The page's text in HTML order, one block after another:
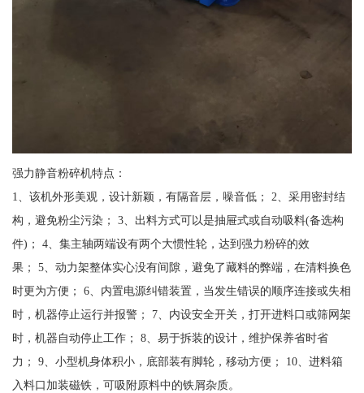
强力静音粉碎机特点：
1、该机外形美观，设计新颖，有隔音层，噪音低； 2、采用密封结
构，避免粉尘污染； 3、出料方式可以是抽屉式或自动吸料(备选构
件)； 4、集主轴两端设有两个大惯性轮，达到强力粉碎的效
果； 5、动力架整体实心没有间隙，避免了藏料的弊端，在清料换色
时更为方便； 6、内置电源纠错装置，当发生错误的顺序连接或失相
时，机器停止运行并报警； 7、内设安全开关，打开进料口或筛网架
时，机器自动停止工作； 8、易于拆装的设计，维护保养省时省
力； 9、小型机身体积小，底部装有脚轮，移动方便； 10、进料箱
入料口加装磁铁，可吸附原料中的铁屑杂质。